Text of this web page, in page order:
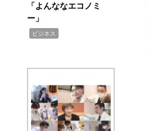
「よんななエコノミ
ー」
ビジネス